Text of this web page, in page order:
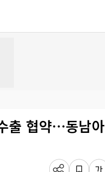
출 협약⋯동남아